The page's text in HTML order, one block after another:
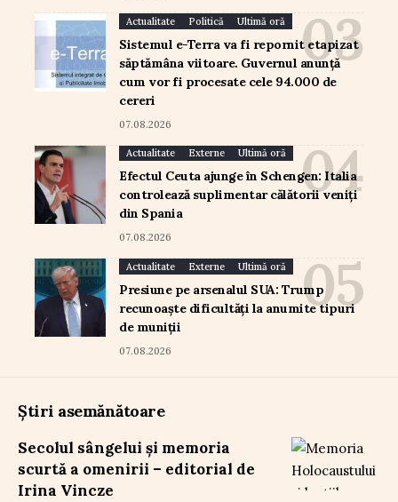
Actualitate Politică Ultimă oră
Sistemul e-Terra va fi repornit etapizat
săptămâna viitoare. Guvernul anunță
cum vor fi procesate cele 94.000 de
cereri
07.08.2026
Actualitate Externe Ultimă oră
Efectul Ceuta ajunge în Schengen: Italia
controlează suplimentar călătorii veniți
din Spania
07.08.2026
Actualitate Externe Ultimă oră
Presiune pe arsenalul SUA: Trump
recunoaște dificultăți la anumite tipuri
de muniții
07.08.2026
Știri asemănătoare
Secolul sângelui și memoria
scurtă a omenirii – editorial de
Irina Vincze